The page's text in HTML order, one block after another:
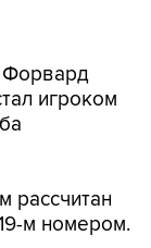
Форвард
игроком
рассчитан
м номером.